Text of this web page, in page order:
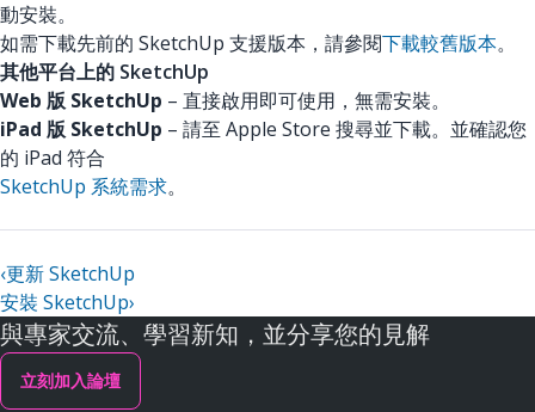
動安裝。
如需下載先前的 SketchUp 支援版本，請參閱下載較舊版本。
其他平台上的 SketchUp
Web 版 SketchUp – 直接啟用即可使用，無需安裝。
iPad 版 SketchUp – 請至 Apple Store 搜尋並下載。並確認您
的 iPad 符合
SketchUp 系統需求。
‹更新 SketchUp
安裝 SketchUp›
與專家交流、學習新知，並分享您的見解
立刻加入論壇